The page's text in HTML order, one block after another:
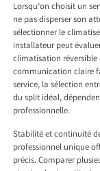
Lorsqu’on choisit un
ne pas disperser son
sélectionner le
installateur peut
climatisation
communication claire
service, la sélection
du split idéal,
professionnelle.
Stabilité et continuité
professionnel unique
précis. Comparer